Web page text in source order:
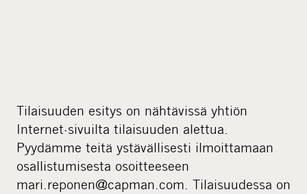
Tilaisuuden esitys on nähtävissä yhtiön
Internet-sivuilta tilaisuuden alettua.
Pyydämme teitä ystävällisesti ilmoittamaan
osallistumisesta osoitteeseen
mari.reponen@capman.com. Tilaisuudessa on